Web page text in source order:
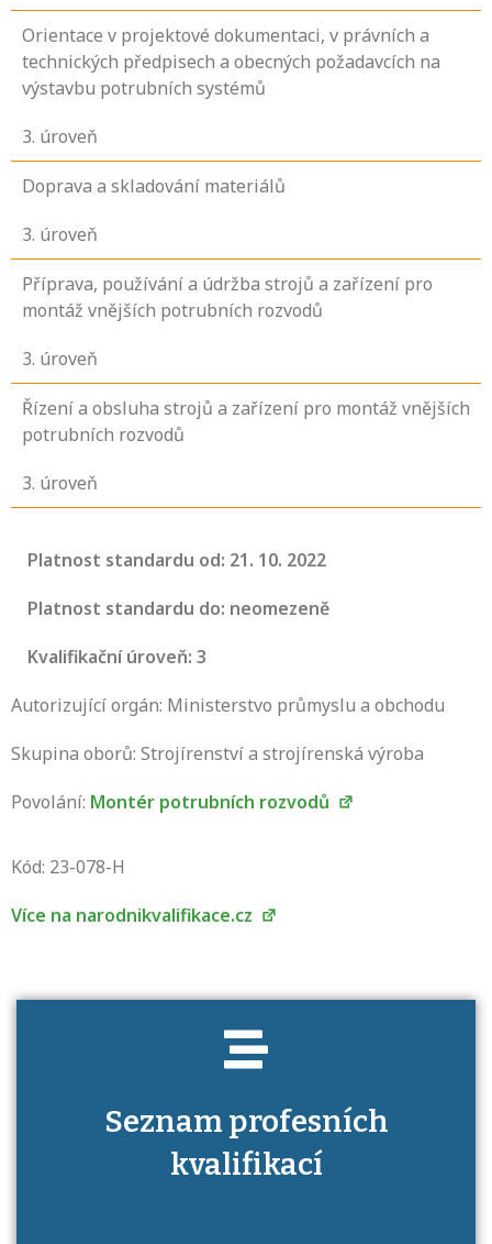
Orientace v projektové dokumentaci, v právních a
technických předpisech a obecných požadavcích na
výstavbu potrubních systémů
3. úroveň
Doprava a skladování materiálů
3. úroveň
Příprava, používání a údržba strojů a zařízení pro
montáž vnějších potrubních rozvodů
3. úroveň
Řízení a obsluha strojů a zařízení pro montáž vnějších
potrubních rozvodů
3. úroveň
Platnost standardu od: 21. 10. 2022
Platnost standardu do: neomezeně
Kvalifikační úroveň: 3
Autorizující orgán: Ministerstvo průmyslu a obchodu
Skupina oborů: Strojírenství a strojírenská výroba
Povolání: Montér potrubních rozvodů
Kód: 23-078-H
Více na narodnikvalifikace.cz
Seznam profesních
kvalifikací
Víte, jaké dovednosti musíte pro danou